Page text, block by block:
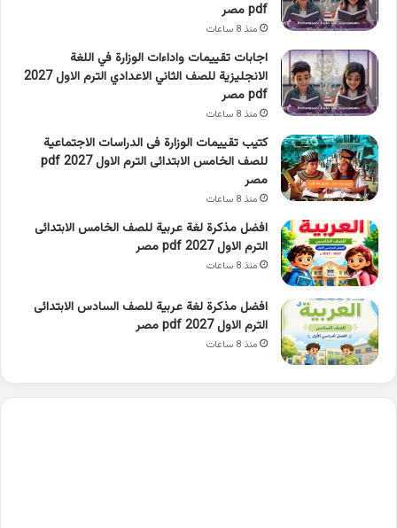
pdf مصر
منذ 8 ساعات
اجابات تقييمات واداءات الوزارة في اللغة
الانجليزية للصف الثاني الاعدادي الترم الاول 2027
pdf مصر
منذ 8 ساعات
كتيب تقييمات الوزارة فى الدراسات الاجتماعية
للصف الخامس الابتدائى الترم الاول 2027 pdf
مصر
منذ 8 ساعات
افضل مذكرة لغة عربية للصف الخامس الابتدائى
الترم الاول 2027 pdf مصر
منذ 8 ساعات
افضل مذكرة لغة عربية للصف السادس الابتدائى
الترم الاول 2027 pdf مصر
منذ 8 ساعات